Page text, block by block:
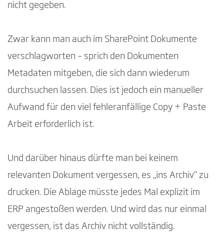
nicht gegeben.
Zwar kann man auch im SharePoint Dokumente
verschlagworten – sprich den Dokumenten
Metadaten mitgeben, die sich dann wiederum
durchsuchen lassen. Dies ist jedoch ein manueller
Aufwand für den viel fehleranfällige Copy + Paste
Arbeit erforderlich ist.
Und darüber hinaus dürfte man bei keinem
relevanten Dokument vergessen, es „ins Archiv“ zu
drucken. Die Ablage müsste jedes Mal explizit im
ERP angestoßen werden. Und wird das nur einmal
vergessen, ist das Archiv nicht vollständig.